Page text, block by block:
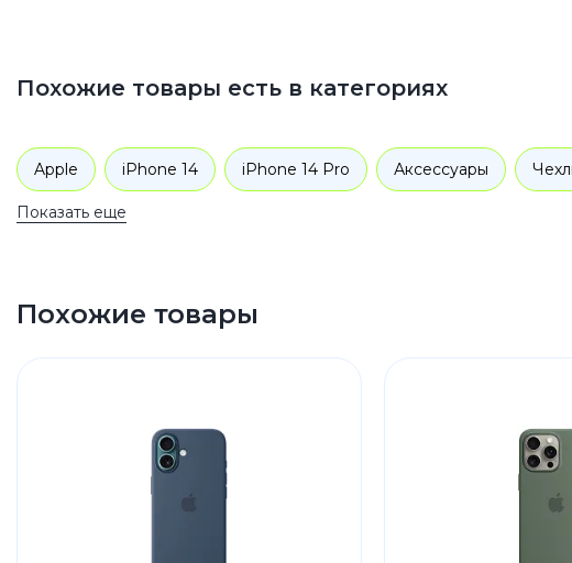
Похожие товары есть в категориях
Apple iPhone 14 iPhone 14 Pro Аксессуары
Показать еще
Похожие товары